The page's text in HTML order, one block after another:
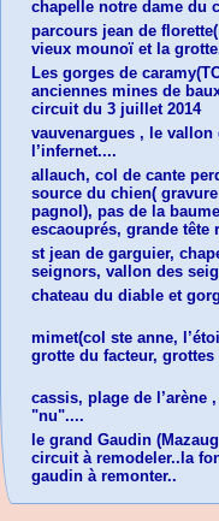
chapelle notre dame du
parcours jean de
vieux mounoï et la
Les gorges de
anciennes mines de
circuit du 3 juillet 2014
vauvenargues , le
l’infernet....
allauch, col de cante
source du chien(
pagnol), pas de la
escaouprés, grande tête
st jean de garguier,
seignors, vallon des
chateau du diable et
mimet(col ste anne,
grotte du facteur,
cassis, plage de l’arène
"nu"....
le grand Gaudin
circuit à remodeler..la
gaudin à remonter..